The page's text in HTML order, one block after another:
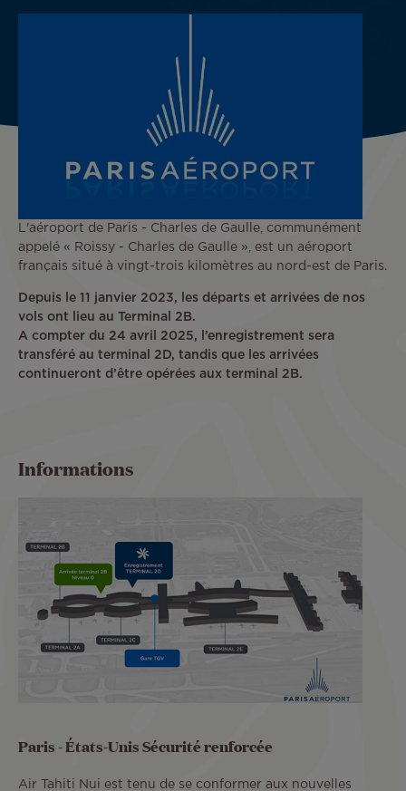
L'aéroport de Paris - Charles de Gaulle, communément
appelé « Roissy - Charles de Gaulle », est un aéroport
français situé à vingt-trois kilomètres au nord-est de Paris.
Depuis le 11 janvier 2023, les départs et arrivées de nos
vols ont lieu au Terminal 2B.
A compter du 24 avril 2025, l’enregistrement sera
transféré au terminal 2D, tandis que les arrivées
continueront d’être opérées aux terminal 2B.
Informations
Paris - États-Unis Sécurité renforcée
Air Tahiti Nui est tenu de se conformer aux nouvelles